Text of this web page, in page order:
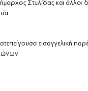
Στυλίδας και άλλοι
εισαγγελική